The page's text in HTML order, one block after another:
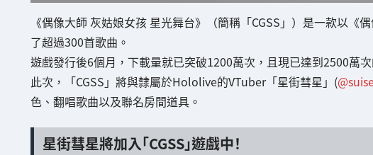
《偶像大師 灰姑娘女孩 星光舞台》（簡稱「CGSS」）是一款以
了超過300首歌曲。
遊戲發行後6個月，下載量就已突破1200萬次，且現已達到2500萬次
此次，「CGSS」將與隸屬於Hololive的VTuber「星街彗星」(
色、翻唱歌曲以及聯名房間道具。
星街彗星將加入「CGSS」遊戲中！